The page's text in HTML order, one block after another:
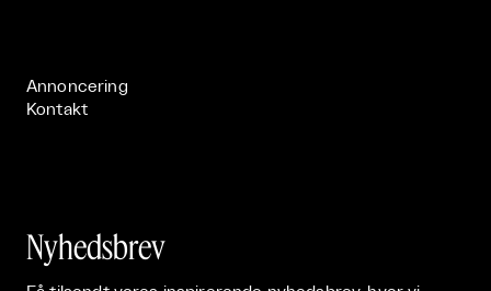
Annoncering
Kontakt
Nyhedsbrev